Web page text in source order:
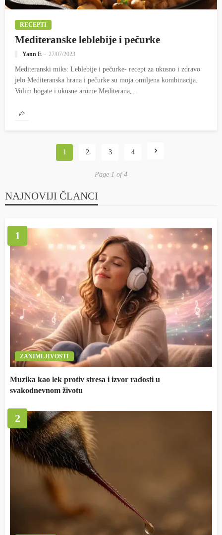
RECEPTI
Mediteranske leblebije i pečurke
Yann E 27/07/2023
Mediteranski miks: Leblebije i pečurke- recept za ukusno i zdravo
jelo Mediteranska hrana i pečurke su moja omiljena kombinacija.
Volim bogate i ukusne arome Mediterana,...
1 2 3 4
Page 1 of 4
NAJNOVIJI ČLANCI
1
ZANIMLJIVOSTI
Muzika kao lek protiv stresa i izvor radosti u
svakodnevnom životu
2